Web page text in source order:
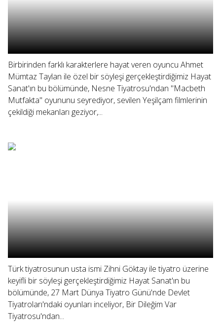
Birbirinden farklı karakterlere hayat veren oyuncu Ahmet
Mümtaz Taylan ile özel bir söyleşi gerçekleştirdiğimiz Hayat
Sanat'ın bu bölümünde, Nesne Tiyatrosu'ndan "Macbeth
Mutfakta" oyununu seyrediyor, sevilen Yeşilçam filmlerinin
çekildiği mekanları geziyor,...
Türk tiyatrosunun usta ismi Zihni Göktay ile tiyatro üzerine
keyifli bir söyleşi gerçekleştirdiğimiz Hayat Sanat'ın bu
bölümünde, 27 Mart Dünya Tiyatro Günü'nde Devlet
Tiyatroları'ndaki oyunları inceliyor, Bir Dileğim Var
Tiyatrosu'ndan...